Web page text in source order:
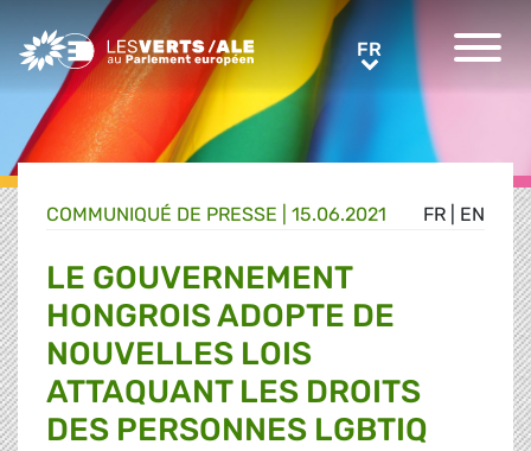
Greens/EFA Home FR
FR EN
COMMUNIQUÉ DE PRESSE 15.06.2021
LE GOUVERNEMENT
HONGROIS ADOPTE DE
NOUVELLES LOIS
ATTAQUANT LES DROITS
DES PERSONNES LGBTIQ